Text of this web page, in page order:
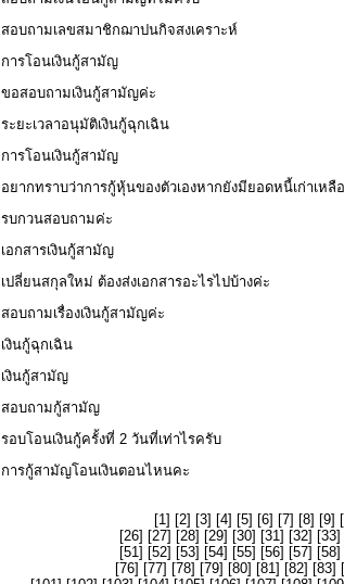
สอบถามเลขสมาชิกฌาปนกิจสงเคราะห์
การโอนเงินกู้สามัญ
ขอสอบถามเงินกู้สามัญค่ะ
ระยะเวลาอนุมัติเงินกู้ฉุกเฉิน
การโอนเงินกู้สามัญ
อยากทราบว่าการกู้หุ้นของตัวเองหากยังมียอดหนี้เก่าเห
รบกวนสอบถามค่ะ
เอกสารเงินกู้สามัญ
เปลี่ยนสกุลใหม่ ต้องส่งเอกสารอะไรไปบ้างค่ะ
สอบถามเรื่องเงินกู้สามัญค่ะ
เงินกู้ฉุกเฉิน
เงินกู้สามัญ
สอบถามกู้สามัญ
รอบโอนเงินกู้ครั้งที่ 2 วันที่เท่าไรครับ
การกู้สามัญโอนเงินตอนไหนคะ
[1] [2] [3] [4] [5] [6] [7] [8] [9] [
[26] [27] [28] [29] [30] [31] [32] [33]
[51] [52] [53] [54] [55] [56] [57] [58]
[76] [77] [78] [79] [80] [81] [82] [83] [